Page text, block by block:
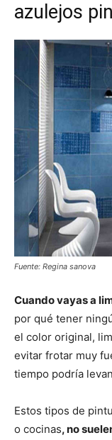
azulejos
Fuente: Regina sanova
Cuando vayas a
por qué tener
el color original,
evitar frotar muy
tiempo podría
Estos tipos de
o cocinas, no